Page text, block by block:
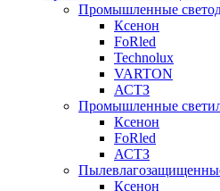
Промышленные
Ксенон
FoRled
Technolux
VARTON
АСТЗ
Промышленные
Ксенон
FoRled
АСТЗ
Ксенон